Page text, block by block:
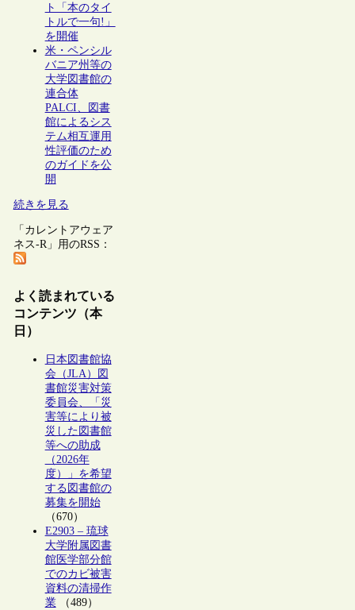
ト「本のタイ
トルで一句!」
を開催
米・ペンシル
バニア州等の
大学図書館の
連合体
PALCI、図書
館によるシス
テム相互運用
性評価のため
のガイドを公
開
続きを見る
「カレントアウェア
ネス-R」用のRSS：
よく読まれている
コンテンツ（本
日）
日本図書館協
会（JLA）図
書館災害対策
委員会、「災
害等により被
災した図書館
等への助成
（2026年
度）」を希望
する図書館の
募集を開始
（670）
E2903 – 琉球
大学附属図書
館医学部分館
でのカビ被害
資料の清掃作
業（489）